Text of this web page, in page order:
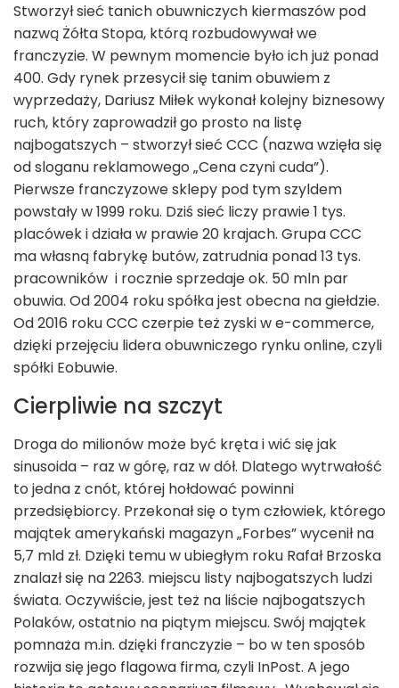
Stworzył sieć tanich obuwniczych kiermaszów pod
nazwą Żółta Stopa, którą rozbudowywał we
franczyzie. W pewnym momencie było ich już ponad
400. Gdy rynek przesycił się tanim obuwiem z
wyprzedaży, Dariusz Miłek wykonał kolejny biznesowy
ruch, który zaprowadził go prosto na listę
najbogatszych – stworzył sieć CCC (nazwa wzięła się
od sloganu reklamowego „Cena czyni cuda”).
Pierwsze franczyzowe sklepy pod tym szyldem
powstały w 1999 roku. Dziś sieć liczy prawie 1 tys.
placówek i działa w prawie 20 krajach. Grupa CCC
ma własną fabrykę butów, zatrudnia ponad 13 tys.
pracowników i rocznie sprzedaje ok. 50 mln par
obuwia. Od 2004 roku spółka jest obecna na giełdzie.
Od 2016 roku CCC czerpie też zyski w e-commerce,
dzięki przejęciu lidera obuwniczego rynku online, czyli
spółki Eobuwie.
Cierpliwie na szczyt
Droga do milionów może być kręta i wić się jak
sinusoida – raz w górę, raz w dół. Dlatego wytrwałość
to jedna z cnót, której hołdować powinni
przedsiębiorcy. Przekonał się o tym człowiek, którego
majątek amerykański magazyn „Forbes” wycenił na
5,7 mld zł. Dzięki temu w ubiegłym roku Rafał Brzoska
znalazł się na 2263. miejscu listy najbogatszych ludzi
świata. Oczywiście, jest też na liście najbogatszych
Polaków, ostatnio na piątym miejscu. Swój majątek
pomnaża m.in. dzięki franczyzie – bo w ten sposób
rozwija się jego flagowa firma, czyli InPost. A jego